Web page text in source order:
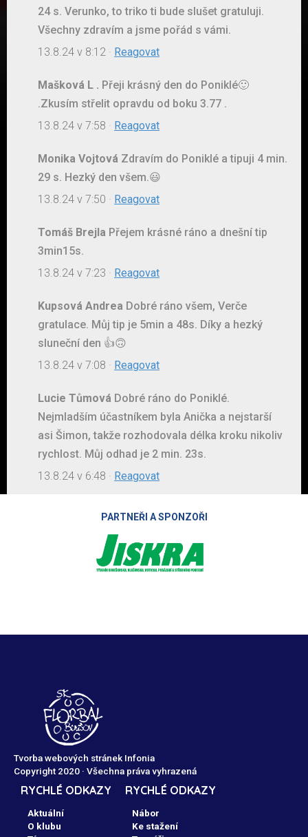
24 s. Verunko, to triko ti bude slušet gratuluji.
Všechny zdravím a jsme pořád s vámi.
13.8.24 v 8:12 · Reagovat
Mašková L . Přeji krásný den do Poniklé🙂
.Zkusím střelit opravdu od boku 3.77 .
13.8.24 v 7:58 · Reagovat
Monika Vojtová Zdravím do Poniklé a tipuji 4 min.
29 s. Hezký den všem.😃
13.8.24 v 7:50 · Reagovat
Tomáš Brejla Přejem krásné ráno a dnešní tip
3min15s.
13.8.24 v 7:23 · Reagovat
Kupsová Andrea Dobré ráno všem, Verče
gratulace. Můj tip je 5min a 48s. Díky a hezký
sluneční den 👍🙃
13.8.24 v 7:08 · Reagovat
Lucie Tůmová Dobré ráno do Poniklé.
Nejmladším účastníkem byla Anička a nejstarší
asi Šimon, takže rozhodovala délka kroku nikoliv
rychlost. Můj odhad je 2 min. 23s.
13.8.24 v 6:48 · Reagovat
PARTNEŘI A SPONZOŘI
Tvorba webových stránek Infonia
Copyright 2020 · Všechna práva vyhrazená
RYCHLÉ ODKAZY
Aktuální
O klubu
RYCHLÉ ODKAZY
Nábor
Ke stažení